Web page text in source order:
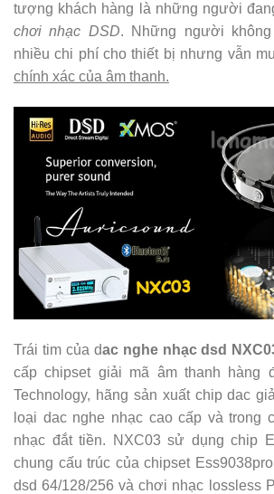
tượng khách hàng là những người
chơi nhạc DSD. Những người
nhiều chi phí cho thiết bị nhưng vẫn
chính xác của âm thanh.
Trái tim của dac nghe nhạc dsd
cấp chipset giải mã âm thanh hàng
Technology, hãng sản xuất chip dac
loại dac nghe nhạc cao cấp và trong
nhạc đắt tiền. NXC03 sử dụng chip
chung cấu trúc của chipset
dsd 64/128/256 và chơi nhạc lossless